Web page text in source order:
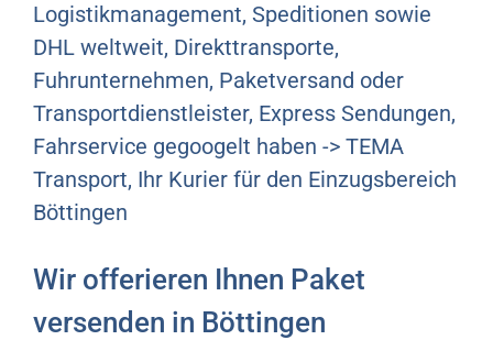
Logistikmanagement, Speditionen sowie
DHL weltweit, Direkttransporte,
Fuhrunternehmen, Paketversand oder
Transportdienstleister, Express Sendungen,
Fahrservice gegoogelt haben -> TEMA
Transport, Ihr Kurier für den Einzugsbereich
Böttingen
Wir offerieren Ihnen Paket
versenden in Böttingen